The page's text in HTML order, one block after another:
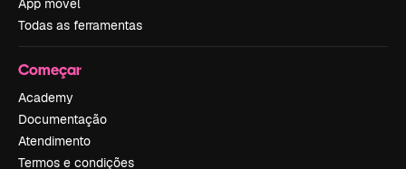
App móvel
Todas as ferramentas
Começar
Academy
Documentação
Atendimento
Termos e condições